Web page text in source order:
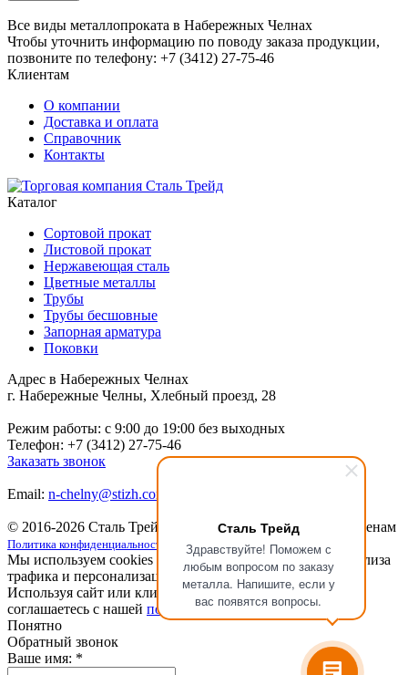
Сталь Трейд
Здравствуйте! Поможем с
любым вопросом по заказу
металла. Напишите, если у
вас появятся вопросы.
Все виды металлопроката в Набережных Челнах
Чтобы уточнить информацию по поводу заказа продукции,
позвоните по телефону: +7 (3412) 27-75-46
Клиентам
О компании
Доставка и оплата
Справочник
Контакты
Каталог
Сортовой прокат
Листовой прокат
Нержавеющая сталь
Цветные металлы
Трубы
Трубы бесшовные
Запорная арматура
Поковки
Адрес в Набережных Челнах
г. Набережные Челны, Хлебный проезд, 28
Режим работы: c 9:00 до 19:00 без выходных
Телефон: +7 (3412) 27-75-46
Заказать звонок
Email: n-chelny@stizh.com
© 2016-2026 Сталь Трейд Металлопрокатпо выгодным ценам
Политика конфиденциальности
Мы используем cookies для улучшения работы сайта, анализа
трафика и персонализации.
Используя сайт или кликая на кнопку "Понятно", вы
соглашаетесь с нашей политикой конфиденциальности
Понятно
Обратный звонок
Ваше имя: *